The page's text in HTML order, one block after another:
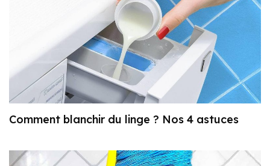
Comment blanchir du linge ? Nos 4 astuces